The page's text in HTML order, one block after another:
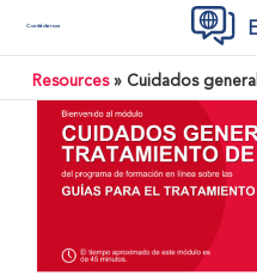
Contáctenos
Resources» Cuidados